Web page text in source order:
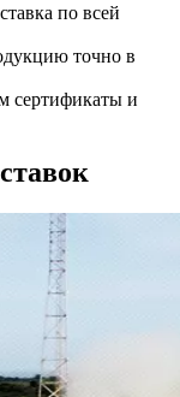
по всей
точно в
сертификаты и